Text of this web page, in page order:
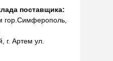
поставщика:
гор.Симферополь,
г. Артем ул.